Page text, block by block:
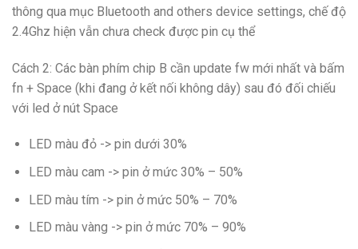
thông qua mục Bluetooth and others device settings, chế độ
2.4Ghz hiện vẫn chưa check được pin cụ thể
Cách 2: Các bàn phím chip B cần update fw mới nhất và bấm
fn + Space (khi đang ở kết nối không dây) sau đó đối chiếu
với led ở nút Space
LED màu đỏ -> pin dưới 30%
LED màu cam -> pin ở mức 30% – 50%
LED màu tím -> pin ở mức 50% – 70%
LED màu vàng -> pin ở mức 70% – 90%